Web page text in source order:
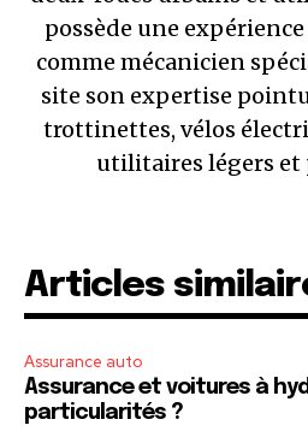
possède une
comme mécanicien
site son expertise
trottinettes, vélos
utilitaires légers et
Articles
Assurance auto
Assurance et voitures à
particularités ?